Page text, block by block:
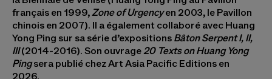
français en 1999,Zone of Urgencyen 2003, le Pavillon
chinois en 2007). Il a également collaboré avec Huang
Yong Ping sur sa série d’expositions Bâton Serpent I, II,
III(2014-2016). Son ouvrage20 Texts on Huang Yong
Pingsera publié chez Art Asia Pacific Editions en
2026.